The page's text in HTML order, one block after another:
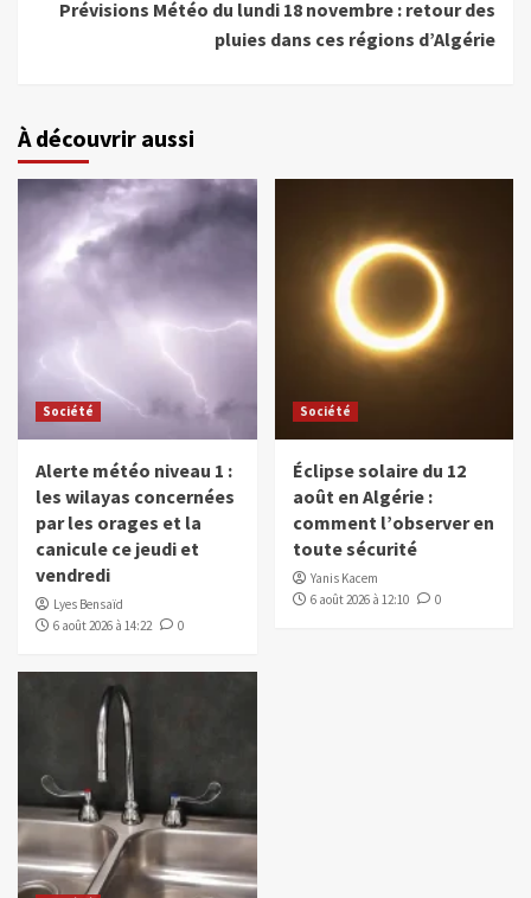
Prévisions Météo du lundi 18 novembre : retour des
pluies dans ces régions d’Algérie
À découvrir aussi
Société
Alerte météo niveau 1 :
les wilayas concernées
par les orages et la
canicule ce jeudi et
vendredi
Lyes Bensaïd
6 août 2026 à 14:22
0
Société
Éclipse solaire du 12
août en Algérie :
comment l’observer en
toute sécurité
Yanis Kacem
6 août 2026 à 12:10
0